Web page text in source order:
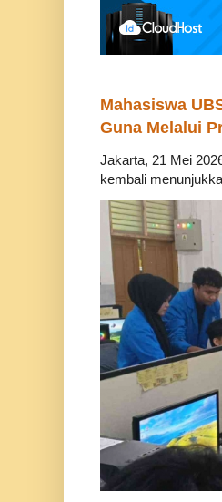
Mahasiswa
Guna Melalui
Jakarta, 21 Mei
kembali